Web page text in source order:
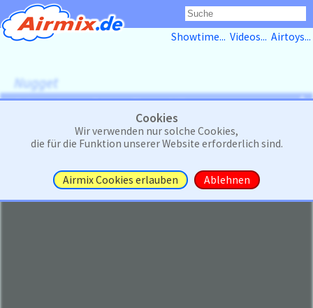
Showtime... Videos... Airtoys...
Selbst gebautes 7-Meter-Flaggschiff <>
Nugget
Cookies
Wir verwenden nur solche Cookies,
die für die Funktion unserer Website erforderlich sind.
Airmix Cookies erlauben Ablehnen